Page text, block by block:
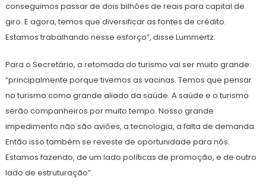
conseguimos passar de dois bilhões de reais para capital de
giro. E agora, temos que diversificar as fontes de crédito.
Estamos trabalhando nesse esforço”, disse Lummertz.
Para o Secretário, a retomada do turismo vai ser muito grande:
“principalmente porque tivemos as vacinas. Temos que pensar
no turismo como grande aliado da saúde. A saúde e o turismo
serão companheiros por muito tempo. Nosso grande
impedimento não são aviões, a tecnologia, a falta de demanda.
Então isso também se reveste de oportunidade para nós.
Estamos fazendo, de um lado políticas de promoção, e de outro
lado de estruturação”.